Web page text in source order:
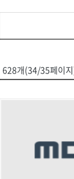
시청자 FLEX
628개(34/35페이